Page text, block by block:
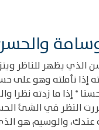
يظهر للناظر
إذا تأملته وهو على
* إذا ما زدته نظرا
النظر في الشئ
والوسيم هو